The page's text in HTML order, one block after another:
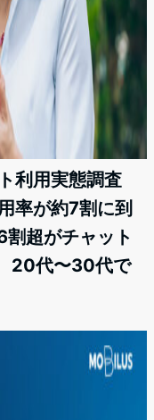
利用実態調査
率が約7割に到
超がチャット
20代〜30代で